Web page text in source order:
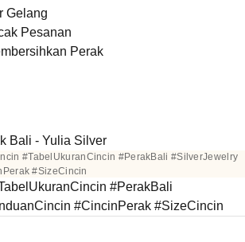
Gelang
Pesanan
Perak
Bali - Yulia Silver
#TabelUkuranCincin #PerakBali #SilverJewelry
#SizeCincin
#PerakBali
#CincinPerak #SizeCincin